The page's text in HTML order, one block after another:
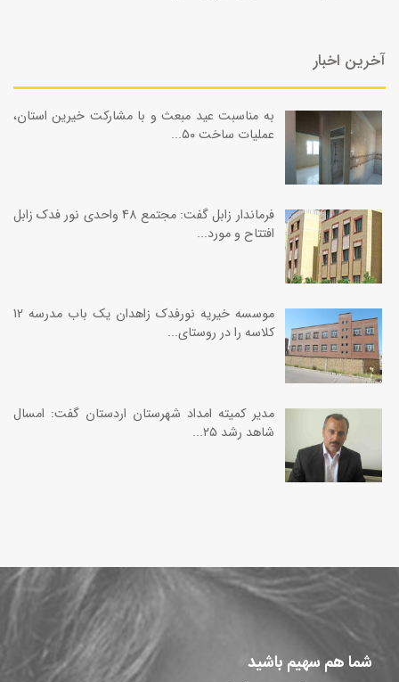
آخرین اخبار
به‌ مناسبت عيد مبعث و با مشاركت خيرين استان،
عمليات ساخت ۵۰...
فرماندار زابل گفت: مجتمع 48 واحدی نور فدک زابل
افتتاح و مورد...
موسسه خیریه نورفدک زاهدان یک باب مدرسه 12
کلاسه را در روستای...
مدیر کمیته امداد شهرستان اردستان گفت: امسال
شاهد رشد ۲۵...
شما هم سهیم باشید